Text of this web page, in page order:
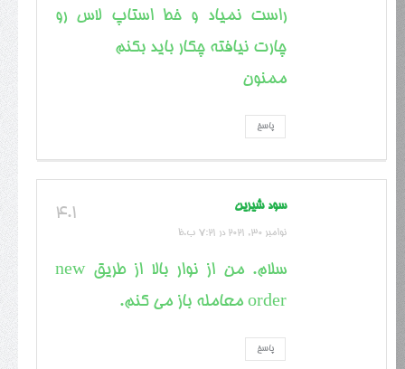
راست نمیاد و خط استاپ لاس رو
چارت نیافته چکار باید بکنم
ممنون
پاسخ
4.1 سود شیرین
نوامبر 30, 2021 در 7:21 ب.ظ
سلام. من از نوار بالا از طریق new
order معامله باز می کنم.
پاسخ